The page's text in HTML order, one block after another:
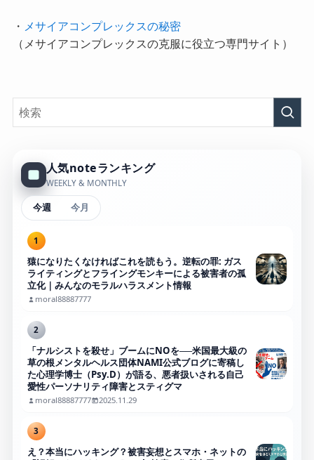
・
メサイアコンプレックスの秘密
（メサイアコンプレックスの克服に役立つ専門サイト）
人気noteランキング
WEEKLY & MONTHLY
今週 今月
1
猿になりたくなければこれを読もう。逆転の罪: ガス
ライティングとフライングモンキーによる被害者の孤
立化｜みんなのモラルハラスメント情報
moral88887777
2
「ナルシストを殺せ」ブームにNOを──米国最大級の
草の根メンタルヘルス団体NAMI公式ブログに寄稿し
た心理学博士（Psy.D）が語る、悪者扱いされる自己
愛性パーソナリティ障害とスティグマ
moral88887777 2025.11.29
3
え？本当にハッキング？被害妄想とスマホ・ネットの